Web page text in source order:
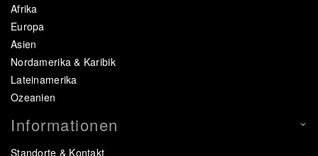
Afrika
Europa
Asien
Nordamerika & Karibik
Lateinamerika
Ozeanien
Informationen
Standorte & Kontakt